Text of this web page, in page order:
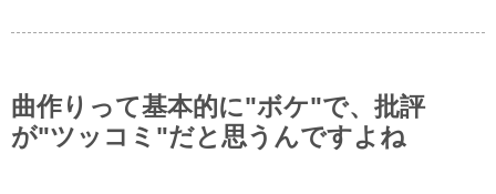
曲作りって基本的に"ボケ"で、批評
が"ツッコミ"だと思うんですよね